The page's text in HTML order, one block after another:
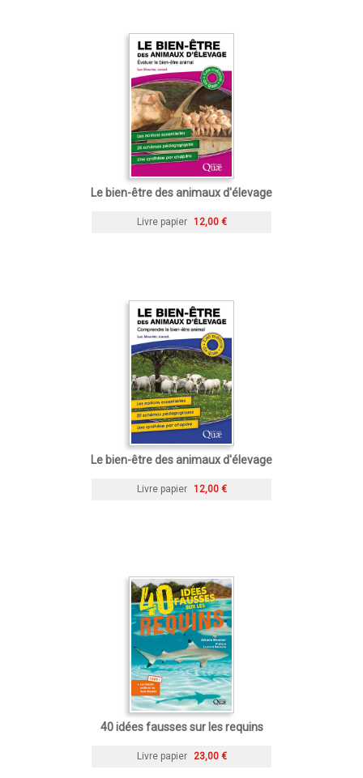
Le bien-être des animaux d'élevage
Livre papier 12,00 €
Le bien-être des animaux d'élevage
Livre papier 12,00 €
40 idées fausses sur les requins
Livre papier 23,00 €